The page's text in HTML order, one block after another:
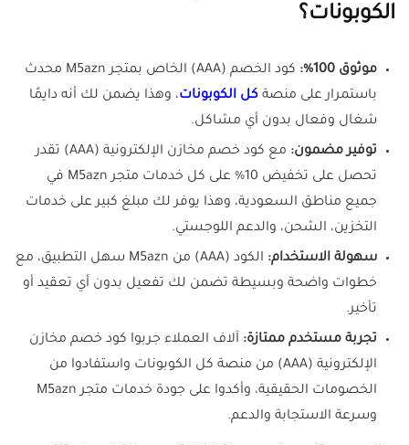
الكوبونات؟
موثوق 100%:
كود الخصم (AAA) الخاص بمتجر M5azn محدث
باستمرار على منصة كل الكوبونات، وهذا يضمن لك أنه دايمًا
شغال وفعال بدون أي مشاكل.
توفير مضمون:
مع كود خصم مخازن الإلكترونية (AAA) تقدر
تحصل على تخفيض 10% على كل خدمات متجر M5azn في
جميع مناطق السعودية، وهذا يوفر لك مبلغ كبير على خدمات
التخزين، الشحن، والدعم اللوجستي.
سهولة الاستخدام:
الكود (AAA) من M5azn سهل التطبيق، مع
خطوات واضحة وبسيطة تضمن لك تفعيل بدون أي تعقيد أو
تأخير.
تجربة مستخدم ممتازة: آلاف العملاء جربوا كود خصم مخازن
الإلكترونية (AAA) من منصة كل الكوبونات واستفادوا من
الخصومات الحقيقية، وأكدوا على جودة خدمات متجر M5azn
وسرعة الاستجابة والدعم.